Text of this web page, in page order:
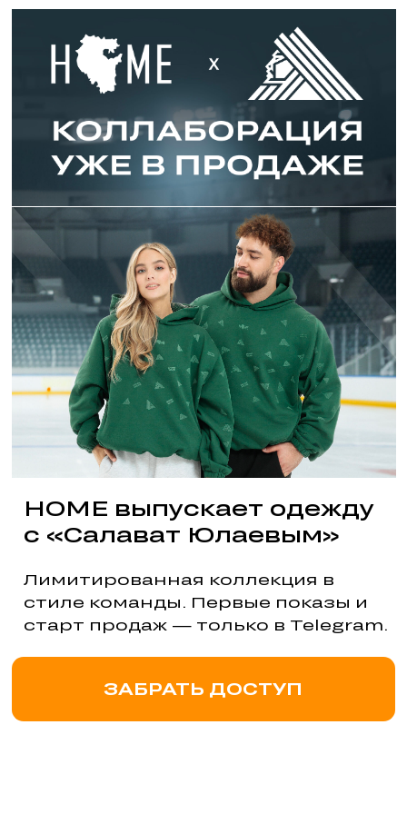
HOME выпускает одежду
с «Салават Юлаевым»
Лимитированная коллекция в
стиле команды. Первые показы и
ЗАБРАТЬ ДОСТУП